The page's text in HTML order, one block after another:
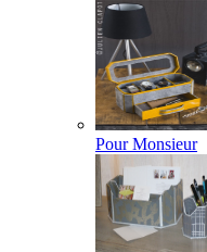
Pour Monsieur